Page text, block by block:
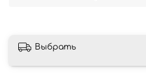
Выбрать